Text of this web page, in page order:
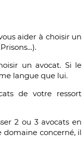
aider à choisir un
un avocat. Si le
langue que lui.
de votre ressort
2 ou 3 avocats en
concerné, il